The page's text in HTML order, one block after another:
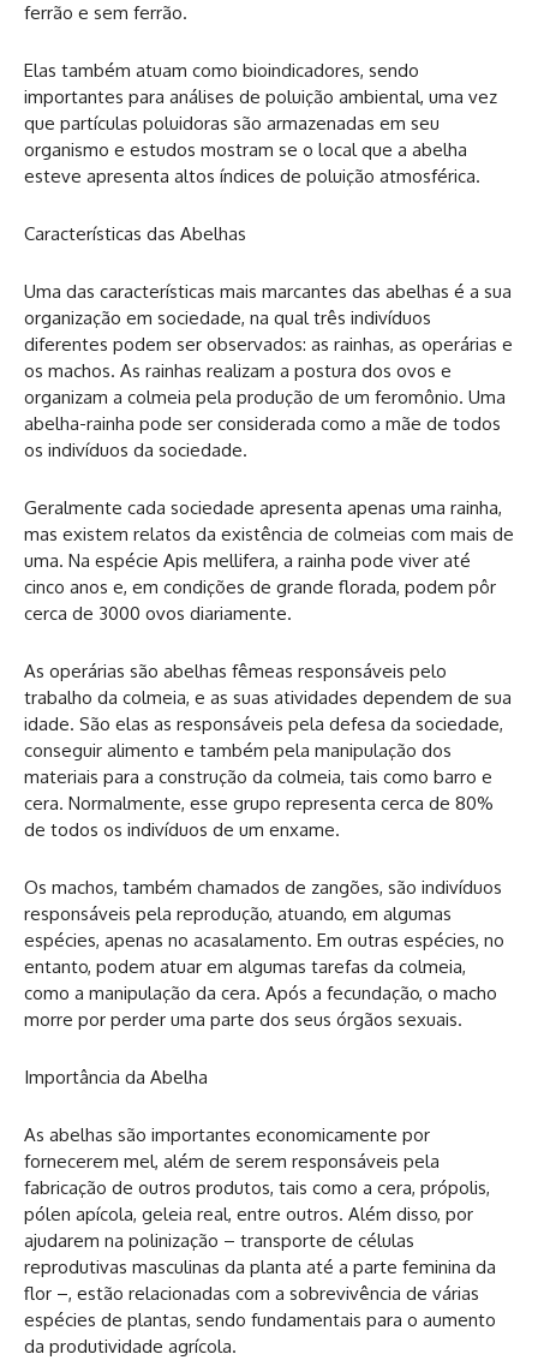
ferrão e sem ferrão.
Elas também atuam como bioindicadores, sendo
importantes para análises de poluição ambiental, uma vez
que partículas poluidoras são armazenadas em seu
organismo e estudos mostram se o local que a abelha
esteve apresenta altos índices de poluição atmosférica.
Características das Abelhas
Uma das características mais marcantes das abelhas é a sua
organização em sociedade, na qual três indivíduos
diferentes podem ser observados: as rainhas, as operárias e
os machos. As rainhas realizam a postura dos ovos e
organizam a colmeia pela produção de um feromônio. Uma
abelha-rainha pode ser considerada como a mãe de todos
os indivíduos da sociedade.
Geralmente cada sociedade apresenta apenas uma rainha,
mas existem relatos da existência de colmeias com mais de
uma. Na espécie Apis mellifera, a rainha pode viver até
cinco anos e, em condições de grande florada, podem pôr
cerca de 3000 ovos diariamente.
As operárias são abelhas fêmeas responsáveis pelo
trabalho da colmeia, e as suas atividades dependem de sua
idade. São elas as responsáveis pela defesa da sociedade,
conseguir alimento e também pela manipulação dos
materiais para a construção da colmeia, tais como barro e
cera. Normalmente, esse grupo representa cerca de 80%
de todos os indivíduos de um enxame.
Os machos, também chamados de zangões, são indivíduos
responsáveis pela reprodução, atuando, em algumas
espécies, apenas no acasalamento. Em outras espécies, no
entanto, podem atuar em algumas tarefas da colmeia,
como a manipulação da cera. Após a fecundação, o macho
morre por perder uma parte dos seus órgãos sexuais.
Importância da Abelha
As abelhas são importantes economicamente por
fornecerem mel, além de serem responsáveis pela
fabricação de outros produtos, tais como a cera, própolis,
pólen apícola, geleia real, entre outros. Além disso, por
ajudarem na polinização – transporte de células
reprodutivas masculinas da planta até a parte feminina da
flor –, estão relacionadas com a sobrevivência de várias
espécies de plantas, sendo fundamentais para o aumento
da produtividade agrícola.